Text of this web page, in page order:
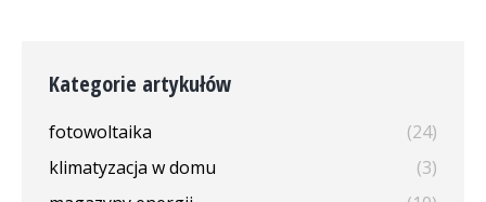
Kategorie artykułów
fotowoltaika
(24)
klimatyzacja w domu
(3)